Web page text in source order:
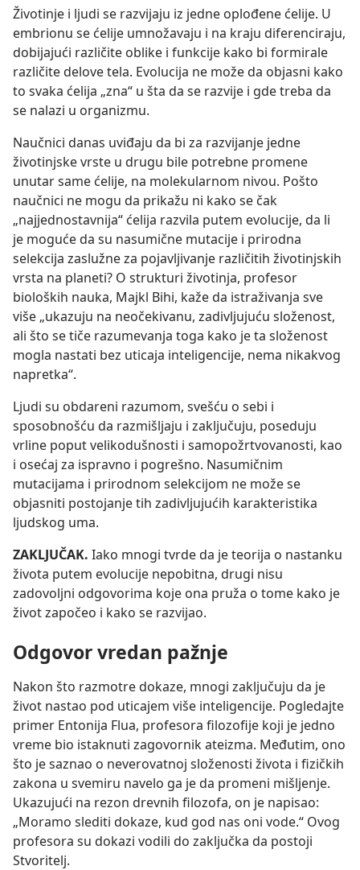
Životinje i ljudi se razvijaju iz jedne oplođene ćelije. U
embrionu se ćelije umnožavaju i na kraju diferenciraju,
dobijajući različite oblike i funkcije kako bi formirale
različite delove tela. Evolucija ne može da objasni kako
to svaka ćelija „zna“ u šta da se razvije i gde treba da
se nalazi u organizmu.
Naučnici danas uviđaju da bi za razvijanje jedne
životinjske vrste u drugu bile potrebne promene
unutar same ćelije, na molekularnom nivou. Pošto
naučnici ne mogu da prikažu ni kako se čak
„najjednostavnija“ ćelija razvila putem evolucije, da li
je moguće da su nasumične mutacije i prirodna
selekcija zaslužne za pojavljivanje različitih životinjskih
vrsta na planeti? O strukturi životinja, profesor
bioloških nauka, Majkl Bihi, kaže da istraživanja sve
više „ukazuju na neočekivanu, zadivljujuću složenost,
ali što se tiče razumevanja toga kako je ta složenost
mogla nastati bez uticaja inteligencije, nema nikakvog
napretka“.
Ljudi su obdareni razumom, svešću o sebi i
sposobnošću da razmišljaju i zaključuju, poseduju
vrline poput velikodušnosti i samopožrtvovanosti, kao
i osećaj za ispravno i pogrešno. Nasumičnim
mutacijama i prirodnom selekcijom ne može se
objasniti postojanje tih zadivljujućih karakteristika
ljudskog uma.
ZAKLJUČAK. Iako mnogi tvrde da je teorija o nastanku
života putem evolucije nepobitna, drugi nisu
zadovoljni odgovorima koje ona pruža o tome kako je
život započeo i kako se razvijao.
Odgovor vredan pažnje
Nakon što razmotre dokaze, mnogi zaključuju da je
život nastao pod uticajem više inteligencije. Pogledajte
primer Entonija Flua, profesora filozofije koji je jedno
vreme bio istaknuti zagovornik ateizma. Međutim, ono
što je saznao o neverovatnoj složenosti života i fizičkih
zakona u svemiru navelo ga je da promeni mišljenje.
Ukazujući na rezon drevnih filozofa, on je napisao:
„Moramo slediti dokaze, kud god nas oni vode.“ Ovog
profesora su dokazi vodili do zaključka da postoji
Stvoritelj.